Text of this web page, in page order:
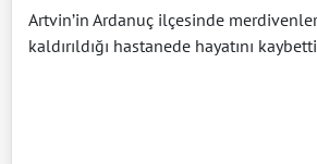
Artvin’in Ardanuç ilçesinde
kaldırıldığı hastanede hayatını